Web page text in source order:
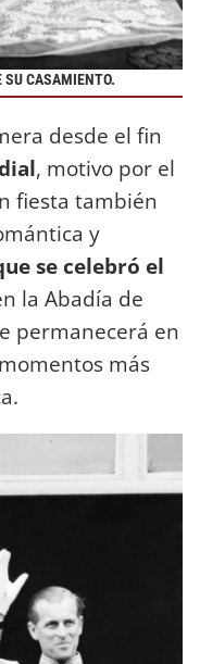
SU CASAMIENTO.
desde el fin
, motivo por el
fiesta también
y
se celebró el
la Abadía de
permanecerá en
más